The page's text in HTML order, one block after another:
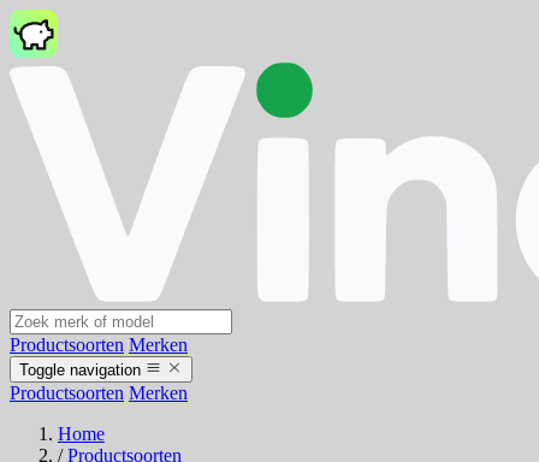
Productsoorten Merken
Toggle navigation
Productsoorten Merken
Home
/ Productsoorten